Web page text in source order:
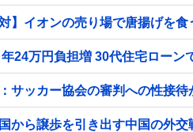
対】イオンの売り場で唐揚げを
年24万円負担増 30代住宅ローン
サッカー協会の審判への性接
から譲歩を引き出す中国の外